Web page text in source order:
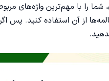
شما را با مهم‌ترین واژه‌های
از آن استفاده کنید. پس